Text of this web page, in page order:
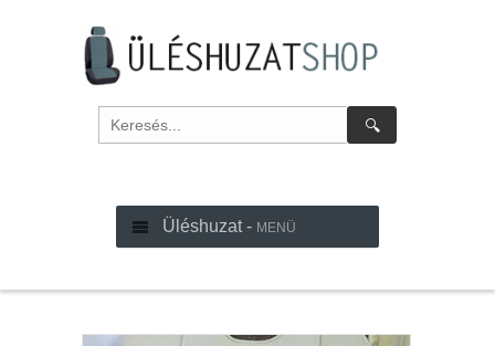
🔍
Üléshuzat - MENÜ